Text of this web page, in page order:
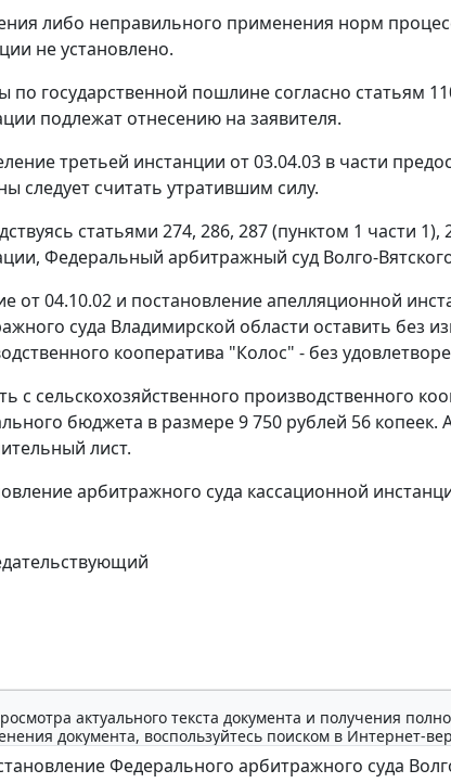
либо неправильного применения норм
не установлено.
по государственной пошлине согласно статьям
подлежат отнесению на заявителя.
третьей инстанции от 03.04.03 в части
следует считать утратившим силу.
статьями 274, 286, 287 (пунктом 1 части 1),
Федеральный арбитражный суд Волго-
от 04.10.02 и постановление апелляционной
суда Владимирской области оставить без
кооператива "Колос" - без
с сельскохозяйственного производственного
бюджета в размере 9 750 рублей 56
лист.
арбитражного суда кассационной
актуального текста документа и получения
документа, воспользуйтесь поиском в Интернет-